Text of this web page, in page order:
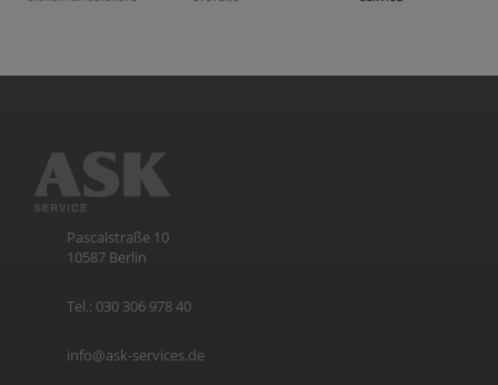
Pascalstraße 10
10587 Berlin
Tel.: 030 306 978 40
info@ask-services.de